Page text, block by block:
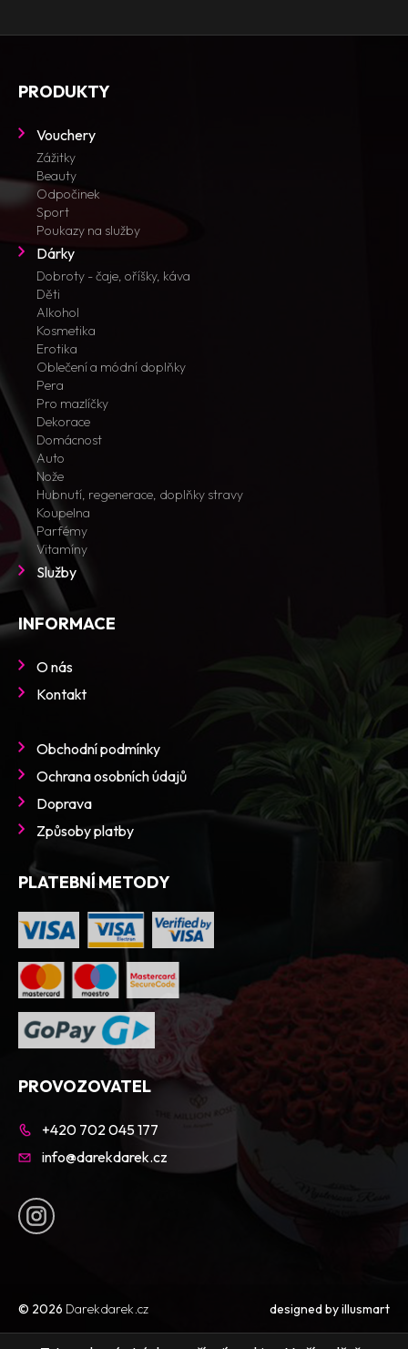
PRODUKTY
Vouchery
Zážitky
Beauty
Odpočinek
Sport
Poukazy na služby
Dárky
Dobroty - čaje, oříšky, káva
Děti
Alkohol
Kosmetika
Erotika
Oblečení a módní doplňky
Pera
Pro mazlíčky
Dekorace
Domácnost
Auto
Nože
Hubnutí, regenerace, doplňky stravy
Koupelna
Parfémy
Vitamíny
Služby
INFORMACE
O nás
Kontakt
Obchodní podmínky
Ochrana osobních údajů
Doprava
Způsoby platby
PLATEBNÍ METODY
PROVOZOVATEL
+420 702 045 177
info@darekdarek.cz
© 2026 Darekdarek.cz designed byillusmart